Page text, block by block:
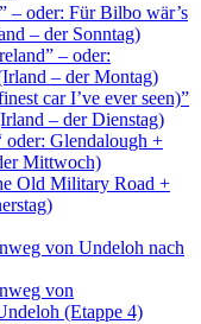
– oder: Für Bilbo wär’s
– der Sonntag)
– oder:
– der Montag)
car I’ve ever seen)”
– der Dienstag)
oder: Glendalough +
Mittwoch)
Old Military Road +
von Undeloh nach
von
(Etappe 4)